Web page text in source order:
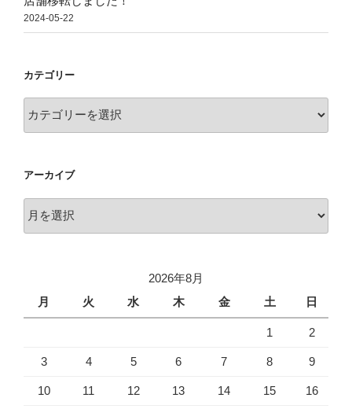
2024-05-22
カテゴリー
ー
アーカイブ
ー
2026年8月
月
火 水 木 金 土 日
1 2
3 4 5 6 7 8 9
10 11 12 13 14 15 16